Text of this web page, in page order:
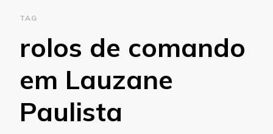
TAG
rolos de comando
em Lauzane
Paulista